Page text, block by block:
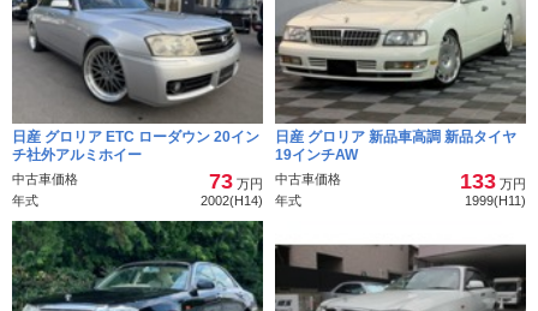
日産 グロリア ETC ローダウン 20イン
チ社外アルミホイー
中古車価格 73 万円
年式
2002(H14)
日産 グロリア 新品車高調 新品タイヤ
19インチAW
中古車価格 133 万円
年式
1999(H11)